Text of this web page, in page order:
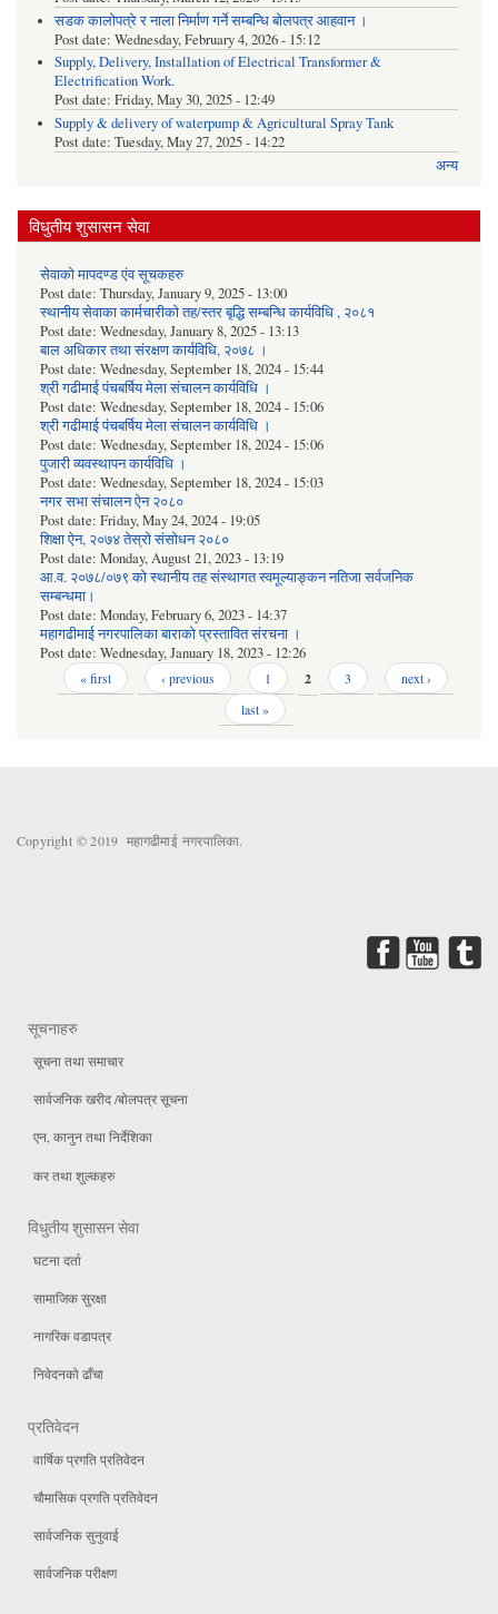
सडक कालोपत्रे र नाला निर्माण गर्ने सम्बन्धि बोलपत्र आहवान ।
Post date: Wednesday, February 4, 2026 - 15:12
Supply, Delivery, Installation of Electrical Transformer &
Electrification Work.
Post date: Friday, May 30, 2025 - 12:49
Supply & delivery of waterpump & Agricultural Spray Tank
Post date: Tuesday, May 27, 2025 - 14:22
अन्य
विधुतीय शुसासन सेवा
सेवाको मापदण्ड एंव सूचकहरु
Post date: Thursday, January 9, 2025 - 13:00
स्थानीय सेवाका कार्मचारीको तह/स्तर बृद्धि सम्बन्धि कार्यविधि , २०८१
Post date: Wednesday, January 8, 2025 - 13:13
बाल अधिकार तथा संरक्षण कार्यविधि, २०७८ ।
Post date: Wednesday, September 18, 2024 - 15:44
श्री गढीमाई पंचबर्षिय मेला संचालन कार्यविधि ।
Post date: Wednesday, September 18, 2024 - 15:06
श्री गढीमाई पंचबर्षिय मेला संचालन कार्यविधि ।
Post date: Wednesday, September 18, 2024 - 15:06
पुजारी व्यवस्थापन कार्यविधि ।
Post date: Wednesday, September 18, 2024 - 15:03
नगर सभा संचालन ऐन २०८०
Post date: Friday, May 24, 2024 - 19:05
शिक्षा ऐन, २०७४ तेस्रो संसोधन २०८०
Post date: Monday, August 21, 2023 - 13:19
आ.व. २०७८/०७९ को स्थानीय तह संस्थागत स्वमूल्याङ्कन नतिजा सर्वजनिक
सम्बन्धमा।
Post date: Monday, February 6, 2023 - 14:37
महागढीमाई नगरपालिका बाराको प्रस्तावित संरचना ।
Post date: Wednesday, January 18, 2023 - 12:26
Pages« first ‹ previous 1 2 3
next ›
last »
Copyright © 2019 महागढीमाई नगरपालिका.
सूचनाहरु
सूचना तथा समाचार
सार्वजनिक खरीद /बोलपत्र सूचना
एन, कानुन तथा निर्देशिका
कर तथा शुल्कहरु
विधुतीय शुसासन सेवा
घटना दर्ता
सामाजिक सुरक्षा
नागरिक वडापत्र
निवेदनको ढाँचा
प्रतिवेदन
वार्षिक प्रगति प्रतिवेदन
चौमासिक प्रगति प्रतिवेदन
सार्वजनिक सुनुवाई
सार्वजनिक परीक्षण